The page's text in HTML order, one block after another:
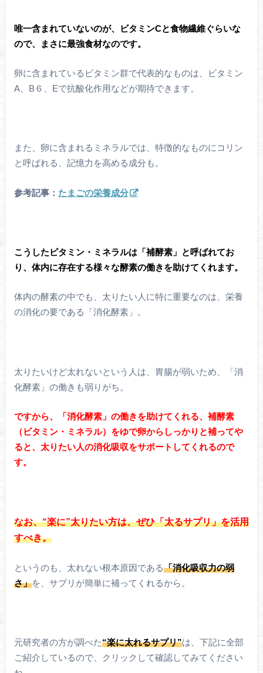
唯一含まれていないのが、ビタミンCと食物繊維ぐらいな
ので、まさに最強食材なのです。
卵に含まれているビタミン群で代表的なものは、ビタミン
A、B６、Eで抗酸化作用などが期待できます。
また、卵に含まれるミネラルでは、特徴的なものにコリン
と呼ばれる、記憶力を高める成分も。
参考記事： たまごの栄養成分
こうしたビタミン・ミネラルは「補酵素」と呼ばれてお
り、体内に存在する様々な酵素の働きを助けてくれます。
体内の酵素の中でも、太りたい人に特に重要なのは、栄養
の消化の要である「消化酵素」。
太りたいけど太れないという人は、胃腸が弱いため、「消
化酵素」の働きも弱りがち。
ですから、「消化酵素」の働きを助けてくれる、補酵素
（ビタミン・ミネラル）をゆで卵からしっかりと補ってや
ると、太りたい人の消化吸収をサポートしてくれるので
す。
なお、“楽に”太りたい方は、ぜひ「太るサプリ」を活用
すべき。
というのも、太れない根本原因である「消化吸収力の弱
さ」を、サプリが簡単に補ってくれるから。
元研究者の方が調べた“楽に太れるサプリ”は、下記に全部
ご紹介しているので、クリックして確認してみてください